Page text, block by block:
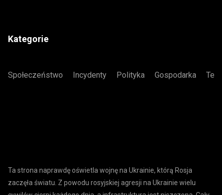
Kategorie
Społeczeństwo Incydenty Polityka Gospodarka
Ta strona naprawdę oświetla wojnę na Ukrainie, którą Rosja
zaczęła światu. Z powodu rosyjskiej agresji na Ukrainie wielu